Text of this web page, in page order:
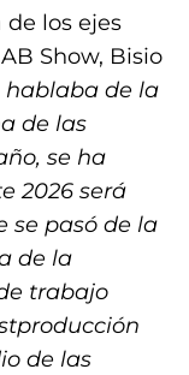
de los ejes
Show, Bisio
hablaba de la
de las
se ha
2026 será
se pasó de la
de la
trabajo
de las